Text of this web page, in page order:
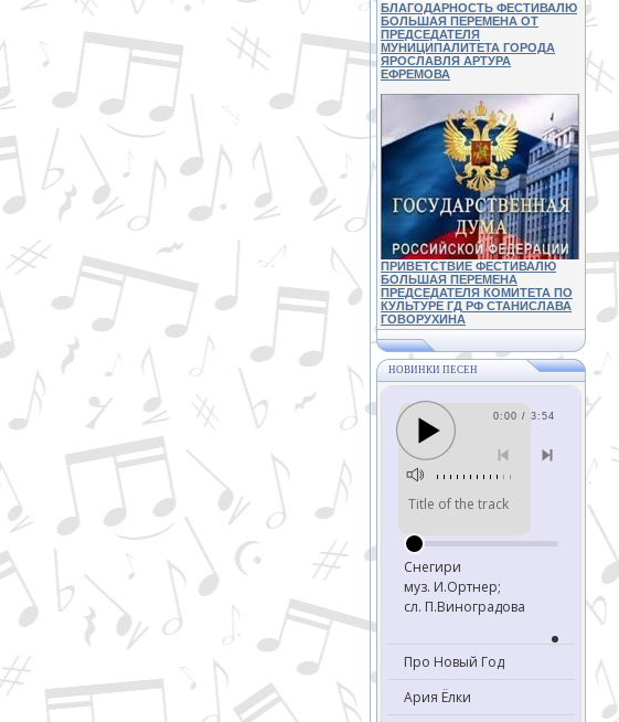
БЛАГОДАРНОСТЬ ФЕСТИВАЛЮ
БОЛЬШАЯ ПЕРЕМЕНА ОТ
ПРЕДСЕДАТЕЛЯ
МУНИЦИПАЛИТЕТА ГОРОДА
ЯРОСЛАВЛЯ АРТУРА
ЕФРЕМОВА
ПРИВЕТСТВИЕ ФЕСТИВАЛЮ
БОЛЬШАЯ ПЕРЕМЕНА
ПРЕДСЕДАТЕЛЯ КОМИТЕТА ПО
КУЛЬТУРЕ ГД РФ СТАНИСЛАВА
ГОВОРУХИНА
НОВИНКИ ПЕСЕН
Title of the track
0:00 / 3:54
Снегири
муз. И.Ортнер;
сл. П.Виноградова
Про Новый Год
Ария Ёлки